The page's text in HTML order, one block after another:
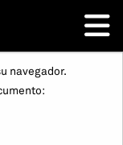
navegador.